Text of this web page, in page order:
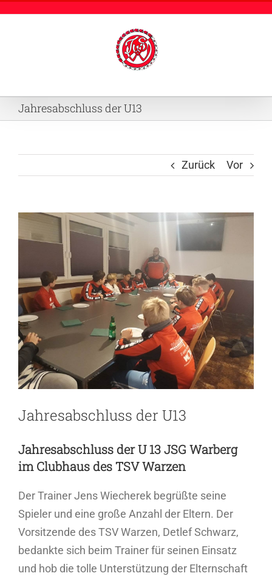
Jahresabschluss der U13
Zurück Vor
Zeige
grösseres
Jahresabschluss der U13
Jahresabschluss der U 13 JSG Warberg
im Clubhaus des TSV Warzen
Der Trainer Jens Wiecherek begrüßte seine
Spieler und eine große Anzahl der Eltern. Der
Vorsitzende des TSV Warzen, Detlef Schwarz,
bedankte sich beim Trainer für seinen Einsatz
und hob die tolle Unterstützung der Elternschaft